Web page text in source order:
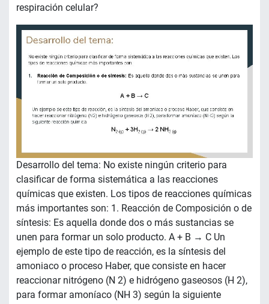
respiración celular?
Desarrollo del tema: No existe ningún criterio para
clasificar de forma sistemática a las reacciones
químicas que existen. Los tipos de reacciones químicas
más importantes son: 1. Reacción de Composición o de
síntesis: Es aquella donde dos o más sustancias se
unen para formar un solo producto. A + B → C Un
ejemplo de este tipo de reacción, es la síntesis del
amoniaco o proceso Haber, que consiste en hacer
reaccionar nitrógeno (N 2) e hidrógeno gaseosos (H 2),
para formar amoníaco (NH 3) según la siguiente